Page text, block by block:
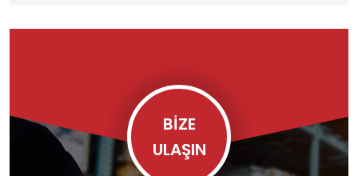
BIZE
ULAŞIN